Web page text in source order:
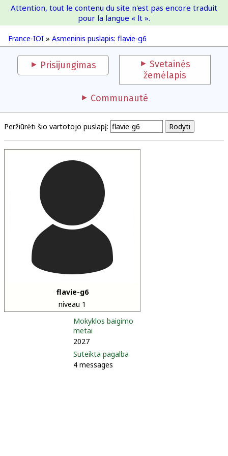
France-IOI
France-IOI » Asmeninis puslapis: flavie-g6
Attention, tout le contenu du site n'est pas encore traduit
pour la langue « lt ».
Prisijungimas
Svetainės
žemėlapis
Communauté
Peržiūrėti šio vartotojo puslapį:
flavie-g6
niveau 1
Mokyklos baigimo
metai
2027
Suteikta pagalba
4 messages